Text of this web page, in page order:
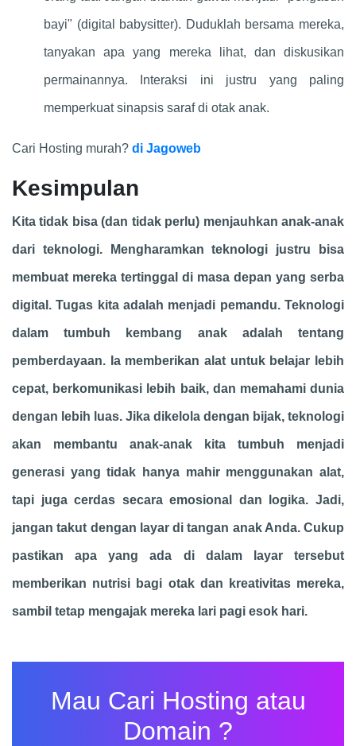
bayi" (digital babysitter). Duduklah bersama mereka,
tanyakan apa yang mereka lihat, dan diskusikan
permainannya. Interaksi ini justru yang paling
memperkuat sinapsis saraf di otak anak.
Cari Hosting murah? di Jagoweb
Kesimpulan
Kita tidak bisa (dan tidak perlu) menjauhkan anak-anak
dari teknologi. Mengharamkan teknologi justru bisa
membuat mereka tertinggal di masa depan yang serba
digital. Tugas kita adalah menjadi pemandu. Teknologi
dalam tumbuh kembang anak adalah tentang
pemberdayaan. Ia memberikan alat untuk belajar lebih
cepat, berkomunikasi lebih baik, dan memahami dunia
dengan lebih luas. Jika dikelola dengan bijak, teknologi
akan membantu anak-anak kita tumbuh menjadi
generasi yang tidak hanya mahir menggunakan alat,
tapi juga cerdas secara emosional dan logika. Jadi,
jangan takut dengan layar di tangan anak Anda. Cukup
pastikan apa yang ada di dalam layar tersebut
memberikan nutrisi bagi otak dan kreativitas mereka,
sambil tetap mengajak mereka lari pagi esok hari.
Mau Cari Hosting atau
Domain ?